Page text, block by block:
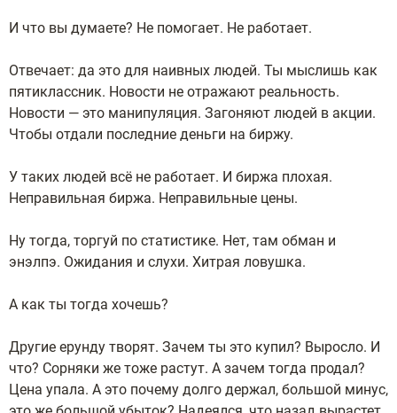
И что вы думаете? Не помогает. Не работает.
Отвечает: да это для наивных людей. Ты мыслишь как
пятиклассник. Новости не отражают реальность.
Новости — это манипуляция. Загоняют людей в акции.
Чтобы отдали последние деньги на биржу.
У таких людей всё не работает. И биржа плохая.
Неправильная биржа. Неправильные цены.
Ну тогда, торгуй по статистике. Нет, там обман и
энэлпэ. Ожидания и слухи. Хитрая ловушка.
А как ты тогда хочешь?
Другие ерунду творят. Зачем ты это купил? Выросло. И
что? Сорняки же тоже растут. А зачем тогда продал?
Цена упала. А это почему долго держал, большой минус,